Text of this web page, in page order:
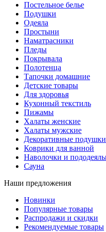
Постельное белье
Подушки
Одеяла
Простыни
Наматрасники
Пледы
Покрывала
Полотенца
Тапочки домашние
Детские товары
Для здоровья
Кухонный текстиль
Пижамы
Халаты женские
Халаты мужские
Декоративные
Коврики для ванной
Наволочки и
Сауна
Наши предложения
Новинки
Популярные товары
Распродажи и скидки
Рекомендуемые товары